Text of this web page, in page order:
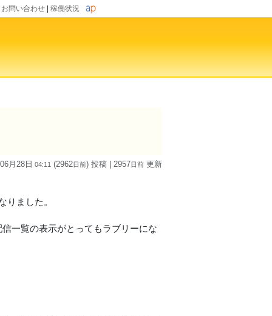
お問い合わせ 稼働状況
月28日 04:11 (2962日前) 投稿 | 2957日前 更新
りました。
一覧の表示がとってもラブリーにな